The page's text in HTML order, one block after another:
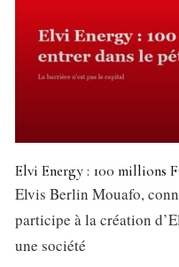
Elvi Energy : 100 millions
Elvis Berlin Mouafo,
participe à la création
une société